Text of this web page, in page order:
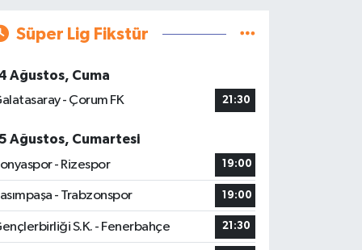
Süper Lig Fikstür
Ağustos, Cuma
- Çorum FK
21:30
Ağustos, Cumartesi
- Rizespor
19:00
- Trabzonspor 19:00
S.K. - Fenerbahçe 21:30